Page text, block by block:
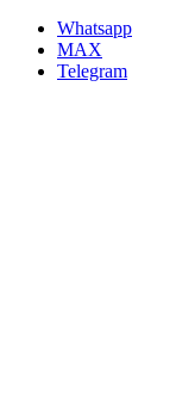
Whatsapp
MAX
Telegram